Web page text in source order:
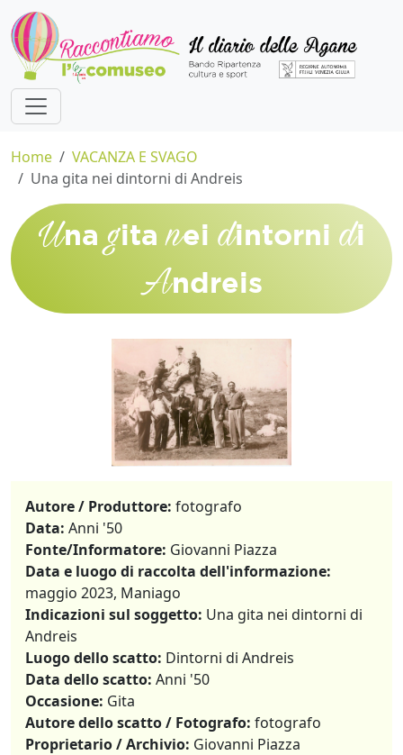
Home
VACANZA E SVAGO
Una gita nei dintorni di Andreis
Unagitaneidintornidi
Andreis
Autore / Produttore: fotografo
Data: Anni '50
Fonte/Informatore: Giovanni Piazza
Data e luogo di raccolta dell'informazione:
maggio 2023, Maniago
Indicazioni sul soggetto: Una gita nei dintorni di
Andreis
Luogo dello scatto: Dintorni di Andreis
Data dello scatto: Anni '50
Occasione: Gita
Autore dello scatto / Fotografo: fotografo
Proprietario / Archivio: Giovanni Piazza